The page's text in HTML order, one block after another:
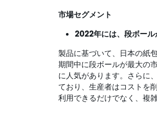
市場セグメント
2022年には、段ボール
製品に基づいて、日本の紙
期間中に段ボールが最大の
に人気があります。さらに
ており、生産者はコストを
利用できるだけでなく、複